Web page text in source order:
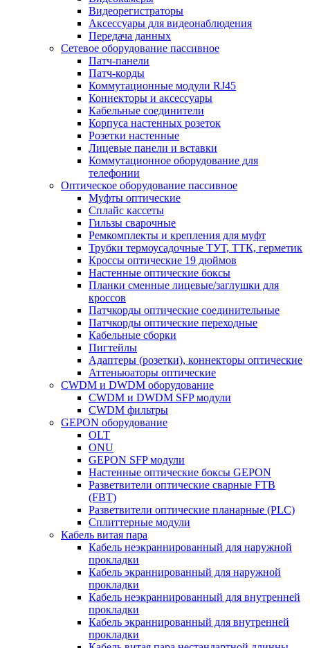
Видеорегистраторы
Аксессуары для видеонаблюдения
Передача данных
Сетевое оборудование пассивное
Патч-панели
Патч-корды
Коммутационные модули RJ45
Коннекторы и аксессуары
Кабельные соединители
Корпуса настенных розеток
Розетки настенные
Лицевые панели и вставки
Коммутационное оборудование для
телефонии
Оптическое оборудование пассивное
Муфты оптические
Сплайс кассеты
Гильзы сварочные
Ремкомплекты и крепления для муфт
Трубки термоусадочные ТУТ, ТТК, герметик
Кроссы оптические 19 дюймов
Настенные оптические боксы
Планки сменные лицевые/заглушки для
кроссов
Патчкорды оптические соединительные
Патчкорды оптические переходные
Кабельные сборки
Пигтейлы
Адаптеры (розетки), коннекторы оптические
Аттеньюаторы оптические
CWDM и DWDM оборудование
CWDM и DWDM SFP модули
CWDM фильтры
GEPON оборудование
OLT
ONU
GEPON SFP модули
Настенные оптические боксы GEPON
Разветвители оптические сварные FTB
(FBT)
Разветвители оптические планарные (PLC)
Сплиттерные модули
Кабель витая пара
Кабель неэкраннированный для наружной
прокладки
Кабель экраннированный для наружной
прокладки
Кабель неэкраннированный для внутренней
прокладки
Кабель экраннированный для внутренней
прокладки